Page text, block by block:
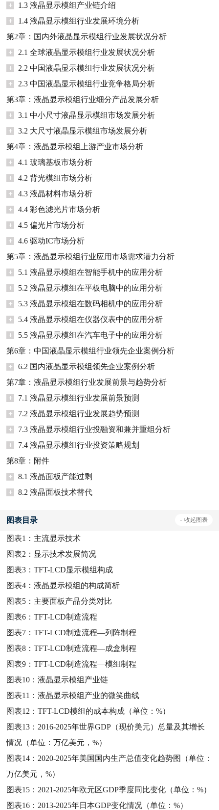
+
1.3 液晶显示模组产业链介绍
+
1.4 液晶显示模组行业发展环境分析
第2章：国内外液晶显示模组行业发展状况分析
+
2.1 全球液晶显示模组行业发展状况分析
+
2.2 中国液晶显示模组行业发展状况分析
+
2.3 中国液晶显示模组行业竞争格局分析
第3章：液晶显示模组行业细分产品发展分析
+
3.1 中小尺寸液晶显示模组市场发展分析
+
3.2 大尺寸液晶显示模组市场发展分析
第4章：液晶显示模组上游产业市场分析
+
4.1 玻璃基板市场分析
+
4.2 背光模组市场分析
+
4.3 液晶材料市场分析
+
4.4 彩色滤光片市场分析
+
4.5 偏光片市场分析
+
4.6 驱动IC市场分析
第5章：液晶显示模组行业应用市场需求潜力分析
+
5.1 液晶显示模组在智能手机中的应用分析
+
5.2 液晶显示模组在平板电脑中的应用分析
+
5.3 液晶显示模组在数码相机中的应用分析
+
5.4 液晶显示模组在仪器仪表中的应用分析
+
5.5 液晶显示模组在汽车电子中的应用分析
第6章：中国液晶显示模组行业领先企业案例分析
+
6.2 国内液晶显示模组领先企业案例分析
第7章：液晶显示模组行业发展前景与趋势分析
+
7.1 液晶显示模组行业发展前景预测
+
7.2 液晶显示模组行业发展趋势预测
+
7.3 液晶显示模组行业投融资和兼并重组分析
+
7.4 液晶显示模组行业投资策略规划
第8章：附件
+
8.1 液晶面板产能过剩
+
8.2 液晶面板技术替代
图表目录 - 收起图表
图表1： 主流显示技术
图表2： 显示技术发展简况
图表3：TFT-LCD显示模组构成
图表4：液晶显示模组的构成简析
图表5： 主要面板产品分类对比
图表6：TFT-LCD制造流程
图表7：TFT-LCD制造流程—列阵制程
图表8：TFT-LCD制造流程—成盒制程
图表9：TFT-LCD制造流程—模组制程
图表10：液晶显示模组产业链
图表11：液晶显示模组产业的微笑曲线
图表12：TFT-LCD模组的成本构成（单位：%）
图表13： 2016-2025年世界GDP（现价美元）总量及其增长
情况（单位：万亿美元，%）
图表14： 2020-2025年美国国内生产总值变化趋势图（单位：
万亿美元，%）
图表15： 2021-2025年欧元区GDP季度同比变化（单位：%）
图表16： 2013-2025年日本GDP变化情况（单位：%）